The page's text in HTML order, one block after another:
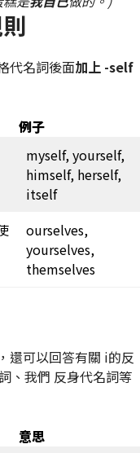
代名詞後面加上 -self
例子
myself, yourself,
himself, herself,
itself
ourselves,
yourselves,
themselves
還可以回答有關 i的反
、我們 反身代名詞等
意思